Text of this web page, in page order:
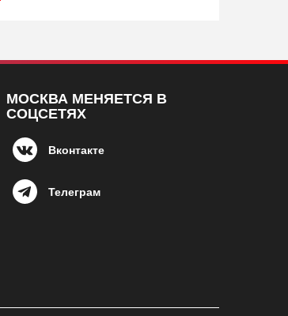
МОСКВА МЕНЯЕТСЯ В
СОЦСЕТЯХ
Вконтакте
Телеграм